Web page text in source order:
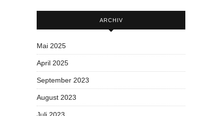
ARCHIV
Mai 2025
April 2025
September 2023
August 2023
Juli 2023